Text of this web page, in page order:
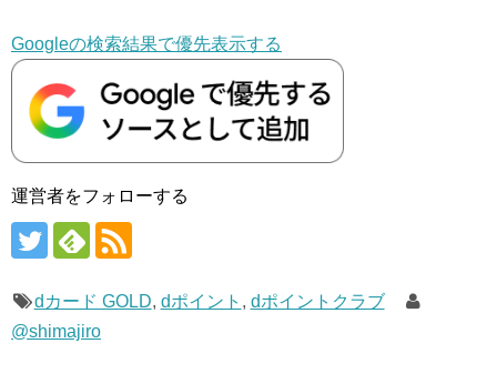
Googleの検索結果で優先表示する
運営者をフォローする
dカード GOLD, dポイント , dポイントクラブ
@shimajiro